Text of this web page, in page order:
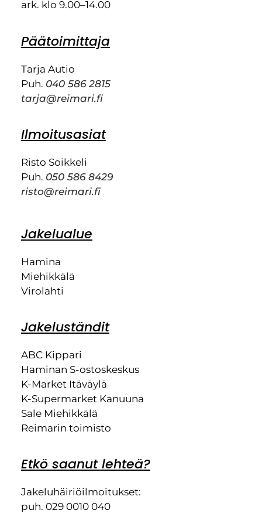
ark. klo 9.00–14.00
Päätoimittaja
Tarja Autio
Puh. 040 586 2815
tarja@reimari.fi
Ilmoitusasiat
Risto Soikkeli
Puh. 050 586 8429
risto@reimari.fi
Jakelualue
Hamina
Miehikkälä
Virolahti
Jakeluständit
ABC Kippari
Haminan S-ostoskeskus
K-Market Itäväylä
K-Supermarket Kanuuna
Sale Miehikkälä
Reimarin toimisto
Etkö saanut lehteä?
Jakeluhäiriöilmoitukset:
puh. 029 0010 040